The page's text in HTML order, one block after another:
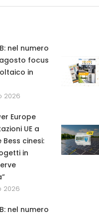
nel numero
focus
in
2026
Europe
UE a
Bess cinesi:
in
2026
nel numero